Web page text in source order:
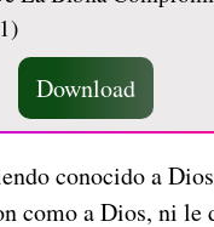
Download
conocido a
como a Dios, ni le